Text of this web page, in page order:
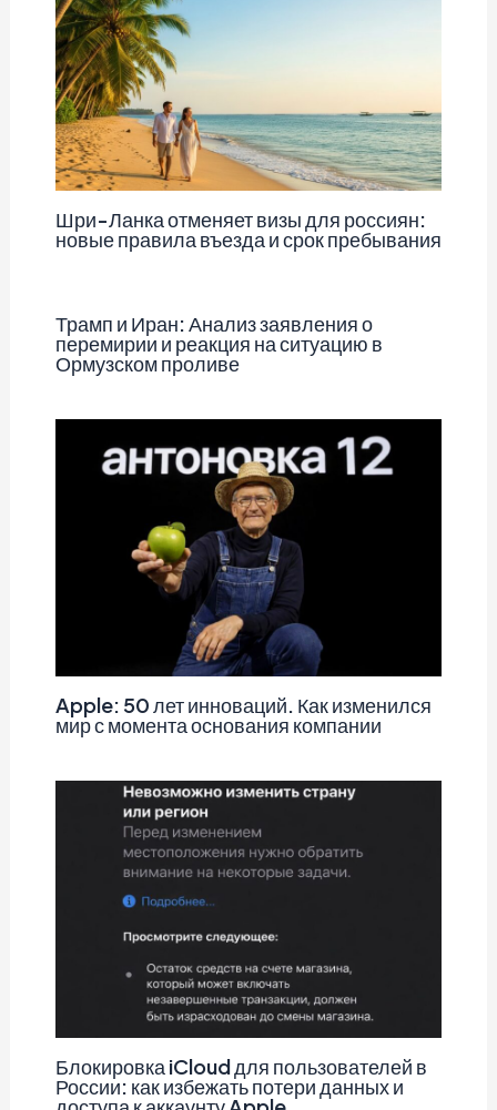
Шри-Ланка отменяет визы для россиян:
новые правила въезда и срок пребывания
Трамп и Иран: Анализ заявления о
перемирии и реакция на ситуацию в
Ормузском проливе
Apple: 50 лет инноваций. Как изменился
мир с момента основания компании
Блокировка iCloud для пользователей в
России: как избежать потери данных и